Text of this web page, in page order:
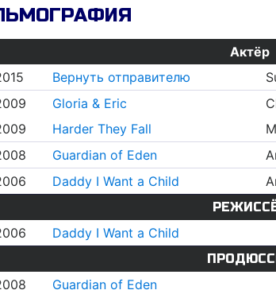
Актёр
Вернуть отправителю
Gloria & Eric
Harder They Fall
Guardian of Eden
Daddy I Want a Child
Daddy I Want a Child
Guardian of Eden